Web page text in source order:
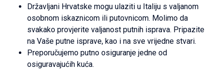
Državljani Hrvatske mogu ulaziti u Italiju s valjanom
osobnom iskaznicom ili putovnicom. Molimo da
svakako provjerite valjanost putnih isprava. Pripazite
na Vaše putne isprave, kao i na sve vrijedne stvari.
Preporučujemo putno osiguranje jedne od
osiguravajućih kuća.